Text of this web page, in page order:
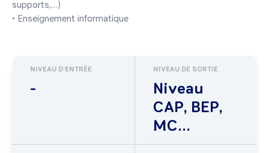
supports,…)
• Enseignement informatique
NIVEAU D'ENTRÉE
-
NIVEAU DE SORTIE
Niveau
CAP, BEP,
MC...